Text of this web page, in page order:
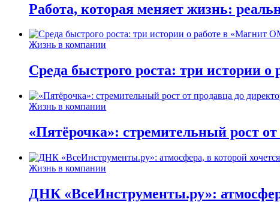
Работа, которая меняет жизнь:
Жизнь в компании
Среда быстрого роста: три истории
Жизнь в компании
«Пятёрочка»: стремительный рост от
Жизнь в компании
ДНК «ВсеИнструменты.ру»: